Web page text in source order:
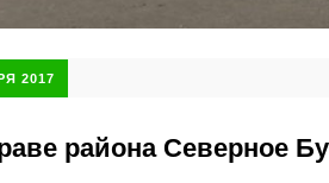
2017
района Северное